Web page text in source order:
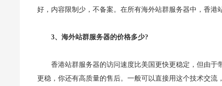
好，内容限制少，不备案。在所有海外站群服务器中，香
3、海外站群服务器的价格多少?
香港站群服务器的访问速度比美国更快更稳定，但由
更稳，你还有高质量的售后。一般可以直接用这个技术交流